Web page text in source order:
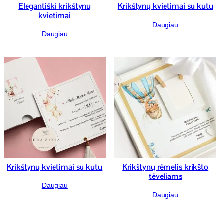
Elegantiški krikštynų
kvietimai
Daugiau
Krikštynų kvietimai su kutu
Daugiau
Krikštynų kvietimai su kutu
Daugiau
Krikštynų rėmelis krikšto
tėveliams
Daugiau